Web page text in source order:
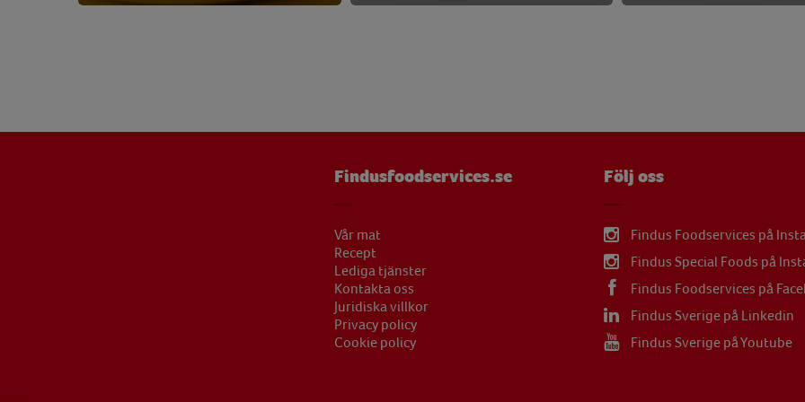
Findusfoodservices.se
Vår mat
Recept
Lediga tjänster
Kontakta oss
Juridiska villkor
Privacy policy
Cookie policy
Följ oss
Findus Foodservices på
Findus Special Foods på
Findus Foodservices på
Findus Sverige på Linkedin
Findus Sverige på Youtube